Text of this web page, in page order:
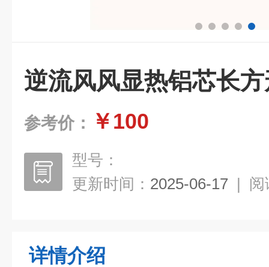
逆流风风显热铝芯长
参考价： ￥100
型号：
更新时间： 2025-06-17 | 阅
详情介绍